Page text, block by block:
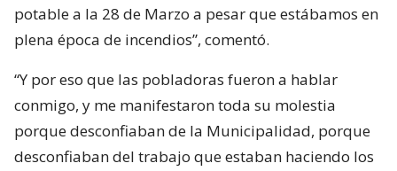
potable a la 28 de Marzo a pesar que estábamos en
plena época de incendios”, comentó.
“Y por eso que las pobladoras fueron a hablar
conmigo, y me manifestaron toda su molestia
porque desconfiaban de la Municipalidad, porque
desconfiaban del trabajo que estaban haciendo los